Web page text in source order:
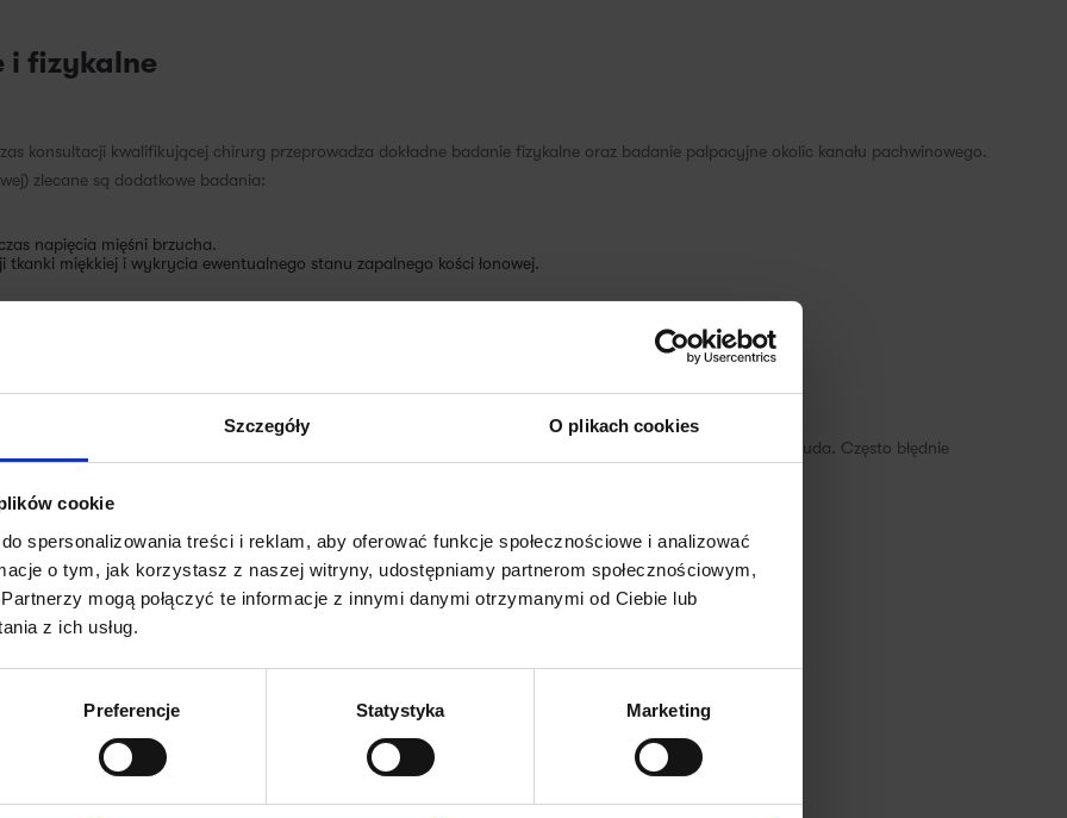
Szczegóły O plikach cookies
cookie
spersonalizowania treści i reklam, aby oferować funkcje społecznościowe i analizować
o tym, jak korzystasz z naszej witryny, udostępniamy partnerom społecznościowym,
mogą połączyć te informacje z innymi danymi otrzymanymi od Ciebie lub
z ich usług.
Preferencje Statystyka Marketing
i fizykalne
konsultacji kwalifikującej chirurg przeprowadza dokładne badanie fizykalne oraz badanie palpacyjne okolic kanału pachwinowego.
zlecane są dodatkowe badania:
napięcia mięśni brzucha.
miękkiej i wykrycia ewentualnego stanu zapalnego kości łonowej.
okolicę pachwiny, mogą zaostrzyć ból. Ten ból może promieniować do jąder lub wewnętrznej powierzchni uda. Często błędnie
leczenie zachowawcze. Obejmuje ono:
✕